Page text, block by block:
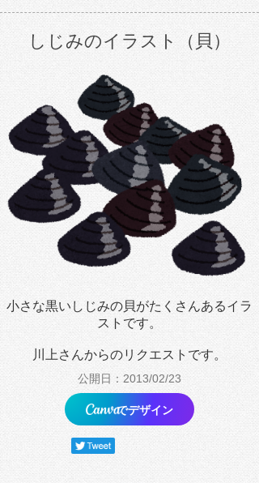
しじみのイラスト（貝）
小さな黒いしじみの貝がたくさんあるイラ
ストです。
川上さんからのリクエストです。
公開日：2013/02/23
でデザイン